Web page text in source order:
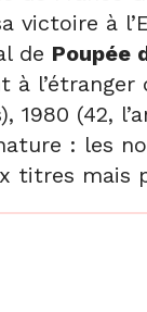
victoire à
de Poupée
à l’étranger
1980 (42,
: les
titres mais